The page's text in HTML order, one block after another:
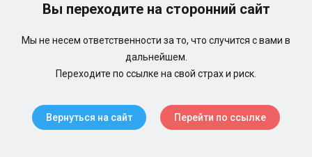
Вы переходите на сторонний сайт
Мы не несем ответственности за то, что случится с вами в
дальнейшем.
Переходите по ссылке на свой страх и риск.
Вернуться на сайт Перейти по ссылке